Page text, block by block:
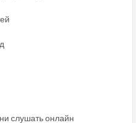
слушать онлайн